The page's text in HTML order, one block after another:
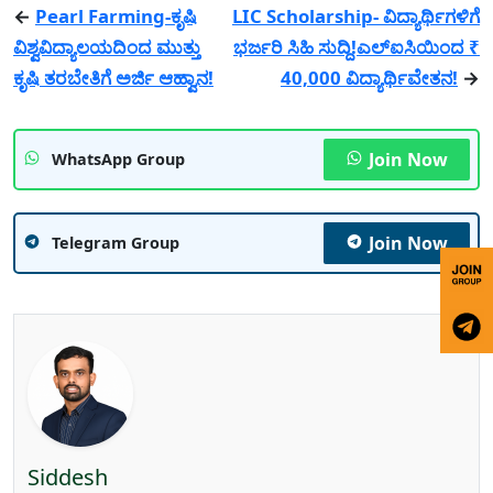
← Pearl Farming-ಕೃಷಿ
ವಿಶ್ವವಿದ್ಯಾಲಯದಿಂದ ಮುತ್ತು
ಕೃಷಿ ತರಬೇತಿಗೆ ಅರ್ಜಿ ಆಹ್ವಾನ!
LIC Scholarship- ವಿದ್ಯಾರ್ಥಿಗಳಿಗೆ
ಭರ್ಜರಿ ಸಿಹಿ ಸುದ್ದಿ!ಎಲ್ಐಸಿಯಿಂದ ₹
40,000 ವಿದ್ಯಾರ್ಥಿವೇತನ! →
WhatsApp Group Join Now
Telegram Group Join Now
Siddesh